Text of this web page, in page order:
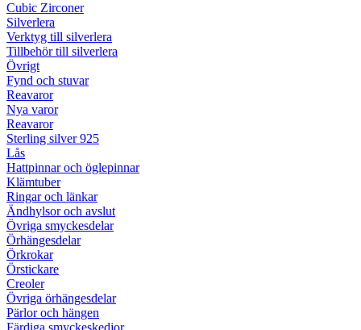
Cubic Zirconer
Silverlera
Verktyg till silverlera
Tillbehör till silverlera
Övrigt
Fynd och stuvar
Reavaror
Nya varor
Reavaror
Sterling silver 925
Lås
Hattpinnar och öglepinnar
Klämtuber
Ringar och länkar
Ändhylsor och avslut
Övriga smyckesdelar
Örhängesdelar
Örkrokar
Örstickare
Creoler
Övriga örhängesdelar
Pärlor och hängen
Färdiga smyckeskedjor